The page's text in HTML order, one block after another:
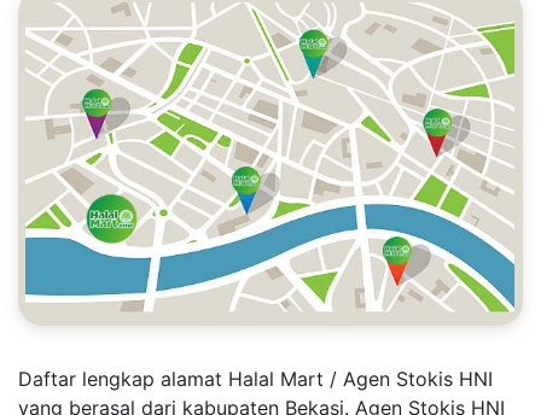
Daftar lengkap alamat Halal Mart / Agen Stokis HNI
yang berasal dari kabupaten Bekasi. Agen Stokis HNI